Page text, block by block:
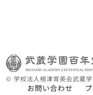
© 学校法人根津育英会武蔵
お問い合わせ